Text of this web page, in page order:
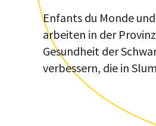
Enfants du Monde
arbeiten in der
Gesundheit der
verbessern, die in